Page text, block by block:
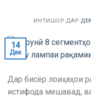
ИНТИШОР ДАР
14
Дек
Дар бисёр лоиҳаҳои
истифода мешавад,